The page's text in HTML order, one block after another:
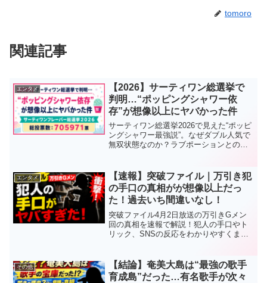
tomoro
関連記事
エンタメ
【2026】サーティワン総選挙で
判明…“ポッピングシャワー依
存”が想像以上にヤバかった件
サーティワン総選挙2026で見えた“ポッピ
ングシャワー最強説”。なぜダブル人気で
無双状態なのか？ラブポーションとの最
ます。
エンタメ
【速報】突破ファイル｜万引き犯
の手口の真相がが想像以上だっ
た！過去いち間違いなし！
突破ファイル4月2日放送の万引きGメン
回の真相を速報で解説！犯人の手口やト
リック、SNSの反応をわかりやすくまと
その他
【結論】奄美大島は“最強の歌手
育成島”だった…有名歌手が次々